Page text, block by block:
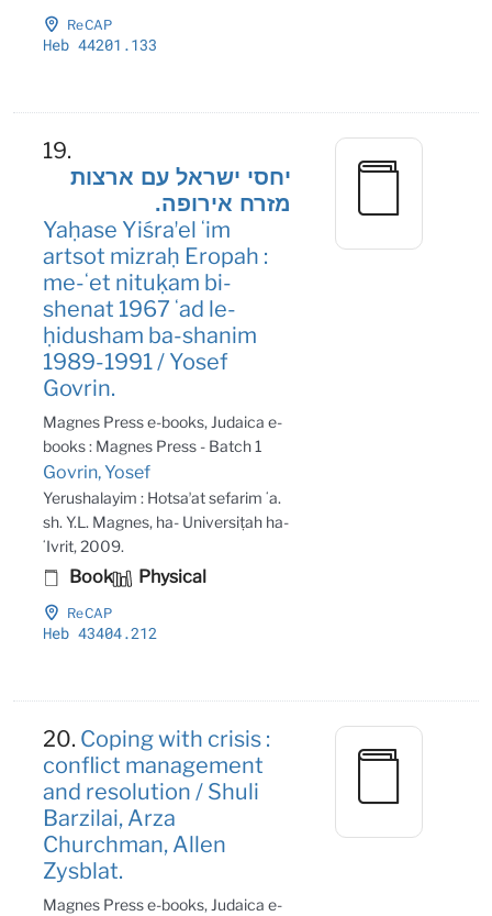
ReCAP
Heb 44201 .133
19.
יחסי ישראל עם ארצות
מזרח אירופה.
Yaḥase Yiśraʼel ʻim
artsot mizraḥ Eropah :
me-ʻet nituḳam bi-
shenat 1967 ʻad le-
ḥidusham ba-shanim
1989-1991 / Yosef
Govrin.
Magnes Press e-books, Judaica e-
books : Magnes Press - Batch 1
Govrin, Yosef
Yerushalayim : Hotsaʼat sefarim ʻa.
sh. Y.L. Magnes, ha- Universiṭah ha-
ʻIvrit, 2009.
Book Physical
ReCAP
Heb 43404.212
20. Coping with crisis :
conflict management
and resolution / Shuli
Barzilai, Arza
Churchman, Allen
Zysblat.
Magnes Press e-books, Judaica e-